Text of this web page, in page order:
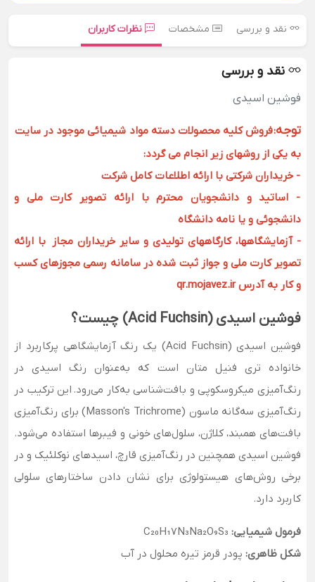
نقد و بررسی مشخصات نظرات کاربران
نقد و بررسی
فوشین اسیدی
توجه:فروش کلیه محصولات دسته مواد شیمیائی موجود در سایت
به یکی از روشهای زیر انجام می گردد:
- خریداران شرکتی با ارائه اطلاعات کامل شرکت
- اساتید و دانشجویان محترم با ارائه تصویر کارت ملی و
دانشجوئی و یا نامه دانشگاه
- آزمایشگاهها، کارگاههای تولیدی و سایر خریداران مجاز با ارائه
تصویر کارت ملی و جواز ثبت شده در سامانه رسمی مجوزهای کسب
و کار به آدرس qr.mojavez.ir
فوشین اسیدی (Acid Fuchsin) چیست؟
فوشین اسیدی (Acid Fuchsin) یک رنگ آزمایشگاهی پرکاربرد از
خانواده تری فنیل متان است که به‌عنوان رنگ اسیدی در
رنگ‌آمیزی میکروسکوپی و بافت‌شناسی به‌کار می‌رود. این ترکیب در
رنگ‌آمیزی سه‌گانه ماسون (Masson's Trichrome) برای رنگ‌آمیزی
بافت‌های همبند، کلاژن، سلول‌های خونی و فیبرها استفاده می‌شود.
فوشین اسیدی همچنین در رنگ‌آمیزی قارچ، اسیدهای نوکلئیک و در
برخی روش‌های هیستولوژی برای نشان دادن ساختارهای سلولی
کاربرد دارد.
فرمول شیمیایی:
شکل ظاهری: پودر قرمز تیره محلول در آب